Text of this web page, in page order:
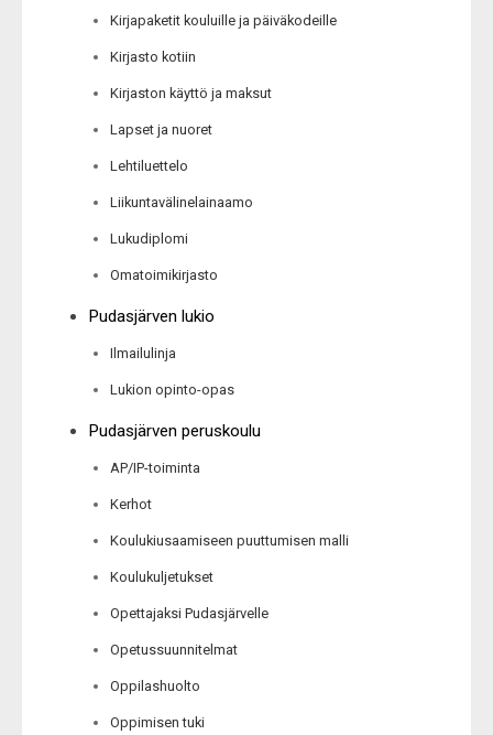
Kirjapaketit kouluille ja päiväkodeille
Kirjasto kotiin
Kirjaston käyttö ja maksut
Lapset ja nuoret
Lehtiluettelo
Liikuntavälinelainaamo
Lukudiplomi
Omatoimikirjasto
Pudasjärven lukio
Ilmailulinja
Lukion opinto-opas
Pudasjärven peruskoulu
AP/IP-toiminta
Kerhot
Koulukiusaamiseen puuttumisen malli
Koulukuljetukset
Opettajaksi Pudasjärvelle
Opetussuunnitelmat
Oppilashuolto
Oppimisen tuki